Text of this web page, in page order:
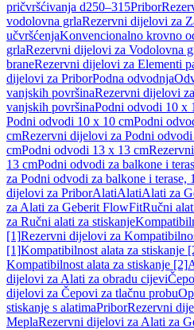
pričvršćivanja d250–315Pribor
vodolovna grlaRezervni dijelovi za
učvršćenjaKonvencionalno krovno
grlaRezervni dijelovi za Vodolovna
braneRezervni dijelovi za Elementi
dijelovi za PriborPodna odvodnja
vanjskih površinaRezervni dijelovi
vanjskih površinaPodni odvodi 10 x
Podni odvodi 10 x 10 cmPodni
cmRezervni dijelovi za Podni
cmPodni odvodi 13 x 13 cm
13 cmPodni odvodi za balkone i
za Podni odvodi za balkone i terase,
dijelovi za PriborAlatiAlatiAlati za
za Alati za Geberit FlowFitRučni
za Ručni alati za stiskanje
[1]Rezervni dijelovi za
[1]Kompatibilnost alata za stiskanje
Kompatibilnost alata za stiskanje [2]
dijelovi za Alati za obradu cijevi
dijelovi za Čepovi za tlačnu probu
stiskanje s alatimaPriborRezervni
MeplaRezervni dijelovi za Alati za